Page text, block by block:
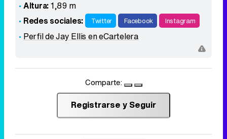
Altura:1,89 m
Redes sociales:
Twitter Facebook Instagram
Perfil de Jay Ellis en eCartelera
Comparte:
Registrarse y Seguir